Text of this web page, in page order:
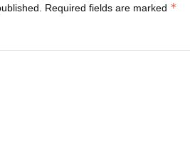
Required fields are marked *